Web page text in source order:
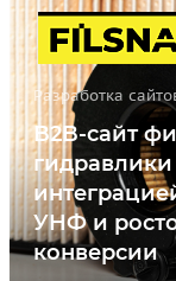
Разработка
B2B-сайт
гидравлики
УНФ и
конверсии